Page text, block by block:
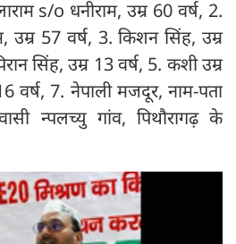
s/o धनीराम, उम्र 60 वर्ष, 2.
57 वर्ष, 3. किशन सिंह, उम्र
सिंह, उम्र 13 वर्ष, 5. कशी उम्र
वर्ष, 7. नेपाली मजदूर, नाम-पता
न्पलच्यु गांव, पिथौरागढ़ के